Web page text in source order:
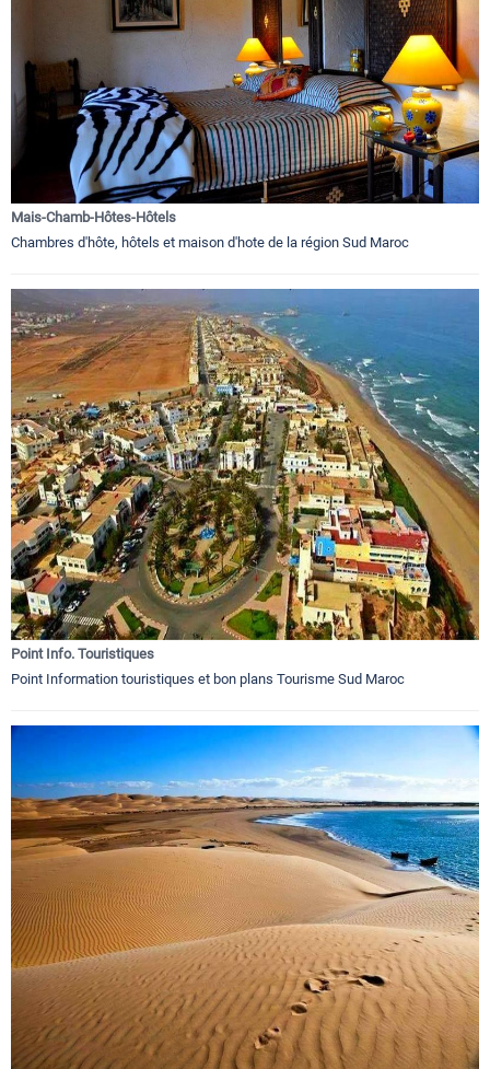
Mais-Chamb-Hôtes-Hôtels
Chambres d'hôte, hôtels et maison d'hote de la région Sud Maroc
Point Info. Touristiques
Point Information touristiques et bon plans Tourisme Sud Maroc